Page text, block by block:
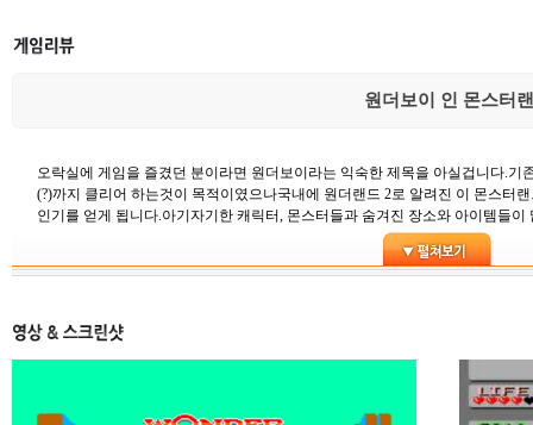
원더보이 인 몬스터
오락실에 게임을 즐겼던 분이라면 원더보이라는 익숙한 제목을 아실겁니다.기
(?)까지 클리어 하는것이 목적이였으나국내에 원더랜드 2로 알려진 이 몬스터
인기를 얻게 됩니다.아기자기한 캐릭터, 몬스터들과 숨겨진 장소와 아이템들이